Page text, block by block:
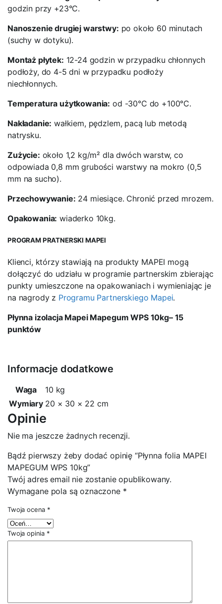
godzin przy +23°C.
Nanoszenie drugiej warstwy: po około 60 minutach
(suchy w dotyku).
Montaż płytek: 12-24 godzin w przypadku chłonnych
podłoży, do 4-5 dni w przypadku podłoży
niechłonnych.
Temperatura użytkowania: od -30°C do +100°C.
Nakładanie: wałkiem, pędzlem, pacą lub metodą
natrysku.
Zużycie: około 1,2 kg/m² dla dwóch warstw, co
odpowiada 0,8 mm grubości warstwy na mokro (0,5
mm na sucho).
Przechowywanie: 24 miesiące. Chronić przed mrozem.
Opakowania: wiaderko 10kg.
PROGRAM PRATNERSKI MAPEI
Klienci, którzy stawiają na produkty MAPEI mogą
dołączyć do udziału w programie partnerskim zbierając
punkty umieszczone na opakowaniach i wymieniając je
na nagrody z Programu Partnerskiego Mapei.
Płynna izolacja Mapei Mapegum WPS 10kg– 15
punktów
Informacje dodatkowe
Waga
10 kg
Wymiary 20 × 30 × 22 cm
Opinie
Nie ma jeszcze żadnych recenzji.
Bądź pierwszy żeby dodać opinię “Płynna folia MAPEI
MAPEGUM WPS 10kg”
Twój adres email nie zostanie opublikowany.
Wymagane pola są oznaczone *
Twoja ocena *
Twoja opinia *